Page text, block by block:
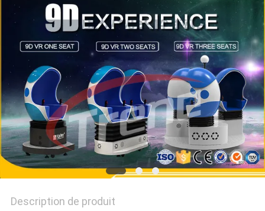
NOUVELLES
CAS
PLAN
DU
SITE
PRIVACY
POLICY
Description de produit